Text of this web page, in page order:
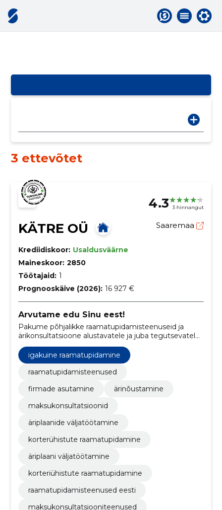
3 ettevõtet
4.3 3 hinnangut
KÄTRE OÜ Saaremaa
Krediidiskoor: Usaldusväärne
Maineskoor: 2850
Töötajaid: 1
Prognooskäive (2026): 16 927 €
Arvutame edu Sinu eest!
Pakume põhjalikke raamatupidamisteenuseid ja
ärikonsultatsioone alustavatele ja juba tegutsevatele
ettevõtetele.
igakuine raamatupidamine
raamatupidamisteenused
firmade asutamine
ärinõustamine
maksukonsultatsioonid
äriplaanide väljatöötamine
korterühistute raamatupidamine
äriplaani väljatöötamine
korteriühistute raamatupidamine
raamatupidamisteenused eesti
maksukonsultatsiooniteenused